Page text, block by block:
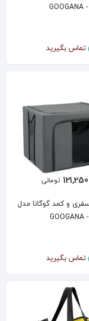
GOOGANA
تماس بگیرید
121,250 تومانی
و کمد گوگانا مدل
GOOGANA
تماس بگیرید